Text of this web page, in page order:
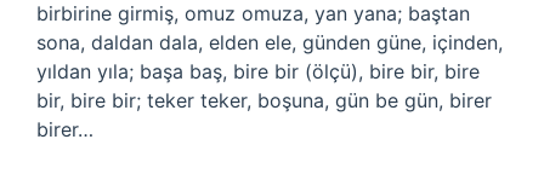
birbirine girmiş, omuz omuza, yan yana; baştan
sona, daldan dala, elden ele, günden güne, içinden,
yıldan yıla; başa baş, bire bir (ölçü), bire bir, bire
bir, bire bir; teker teker, boşuna, gün be gün, birer
birer…